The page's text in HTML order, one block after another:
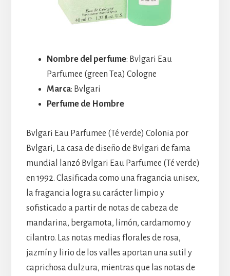
Nombre del perfume: Bvlgari Eau
Parfumee (green Tea) Cologne
Marca: Bvlgari
Perfume de Hombre
Bvlgari Eau Parfumee (Té verde) Colonia por
Bvlgari, La casa de diseño de Bvlgari de fama
mundial lanzó Bvlgari Eau Parfumee (Té verde)
en 1992. Clasificada como una fragancia unisex,
la fragancia logra su carácter limpio y
sofisticado a partir de notas de cabeza de
mandarina, bergamota, limón, cardamomo y
cilantro. Las notas medias florales de rosa,
jazmín y lirio de los valles aportan una sutil y
caprichosa dulzura, mientras que las notas de